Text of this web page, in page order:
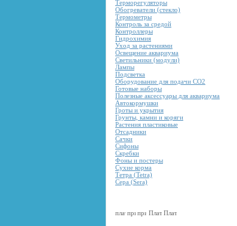
Терморегуляторы
Обогреватели (стекло)
Термометры
Контроль за средой
Контроллеры
Гидрохимия
Уход за растениями
Освещение аквариума
Светильники (модули)
Лампы
Подсветка
Оборудование для подачи CO2
Готовые наборы
Полезные аксессуары для аквариума
Автокормушки
Гроты и укрытия
Грунты, камни и коряги
Растения пластиковые
Отсадники
Сачки
Сифоны
Скребки
Фоны и постеры
Сухие корма
Тетра (Tetra)
Сера (Sera)